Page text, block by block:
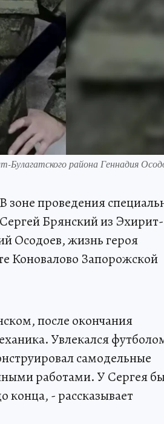
района Геннадия
проведения
Брянский из Эхирит-
Осодоев, жизнь героя
Коновалово Запорожской
после окончания
Увлекался
самодельные
работами. У Сергея
конца, - рассказывает